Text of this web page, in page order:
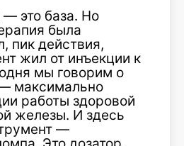
это база. Но
была
пик действия,
жил от инъекции к
мы говорим о
максимально
работы здоровой
железы. И здесь
—